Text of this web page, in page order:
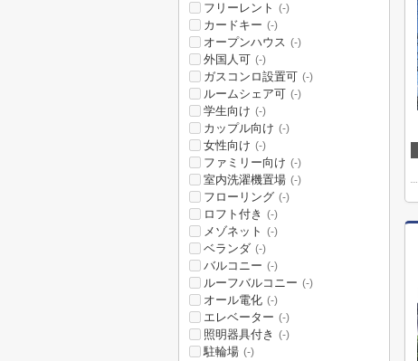
フリーレント (-)
カードキー (-)
オープンハウス (-)
外国人可 (-)
ガスコンロ設置可 (-)
ルームシェア可 (-)
学生向け (-)
カップル向け (-)
女性向け (-)
ファミリー向け (-)
室内洗濯機置場 (-)
フローリング (-)
ロフト付き (-)
メゾネット (-)
ベランダ (-)
バルコニー (-)
ルーフバルコニー (-)
オール電化 (-)
エレベーター (-)
照明器具付き (-)
駐輪場 (-)